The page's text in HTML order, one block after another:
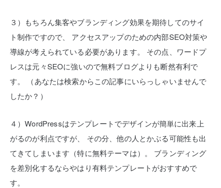
３）もちろん集客やブランディング効果を期待してのサイ
ト制作ですので、
アクセスアップのための内部SEO対策や
導線が考えられている必要があります。
その点、ワードプ
レスは元々SEOに強いので無料ブログよりも断然有利で
す。
（あなたは検索からこの記事にいらっしゃいませんで
したか？）
４）WordPressはテンプレートでデザインが簡単に出来上
がるのが利点ですが、
その分、他の人とかぶる可能性も出
てきてしまいます（特に無料テーマは）。
ブランディング
を差別化するならやはり有料テンプレートがおすすめで
す。